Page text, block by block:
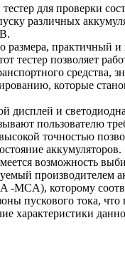
для проверки
различных
размера, практичный и
тестер позволяет
средства,
которые
дисплей и
пользователю
точностью
аккумуляторов.
возможность
производителем
-MCA), которому
пускового тока, что
характеристики